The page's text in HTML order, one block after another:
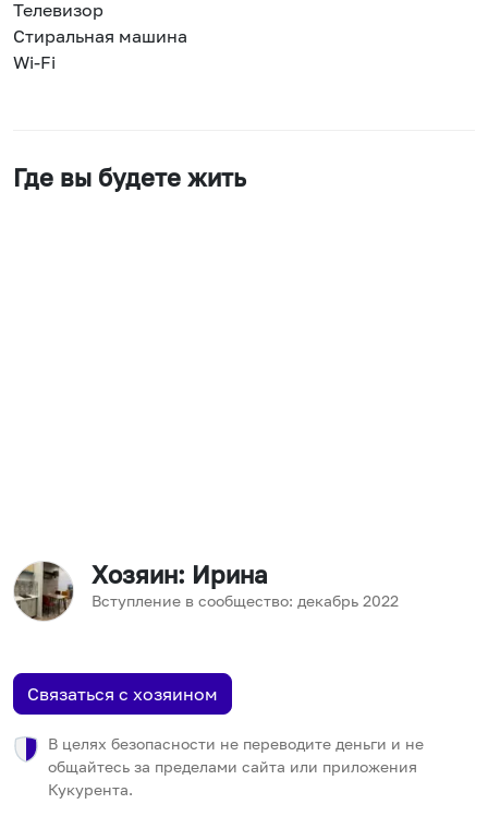
Телевизор
Стиральная машина
Wi-Fi
Где вы будете жить
Хозяин: Ирина
Вступление в сообщество: декабрь 2022
Связаться с хозяином
В целях безопасности не переводите деньги и не
общайтесь за пределами сайта или приложения
Кукурента.